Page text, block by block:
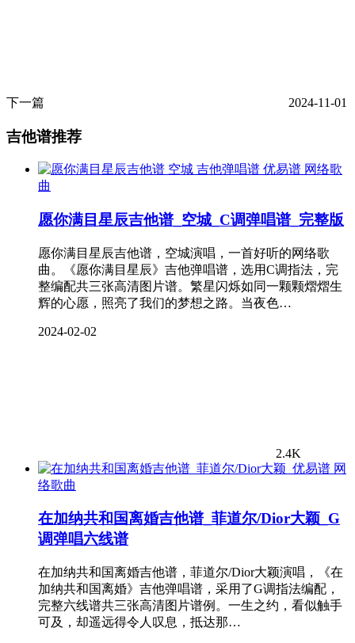
下一篇 2024-11-01
吉他谱推荐
网络歌
曲
愿你满目星辰吉他谱_空城_C调弹唱谱_完整版
愿你满目星辰吉他谱，空城演唱，一首好听的网络歌
曲。《愿你满目星辰》吉他弹唱谱，选用C调指法，完
整编配共三张高清图片谱。繁星闪烁如同一颗颗熠熠生
辉的心愿，照亮了我们的梦想之路。当夜色…
2024-02-02
2.4K
网
络歌曲
在加纳共和国离婚吉他谱_菲道尔/Dior大颖_G
调弹唱六线谱
在加纳共和国离婚吉他谱，菲道尔/Dior大颖演唱，《在
加纳共和国离婚》吉他弹唱谱，采用了G调指法编配，
完整六线谱共三张高清图片谱例。一生之约，看似触手
可及，却遥远得令人叹息，抵达那…